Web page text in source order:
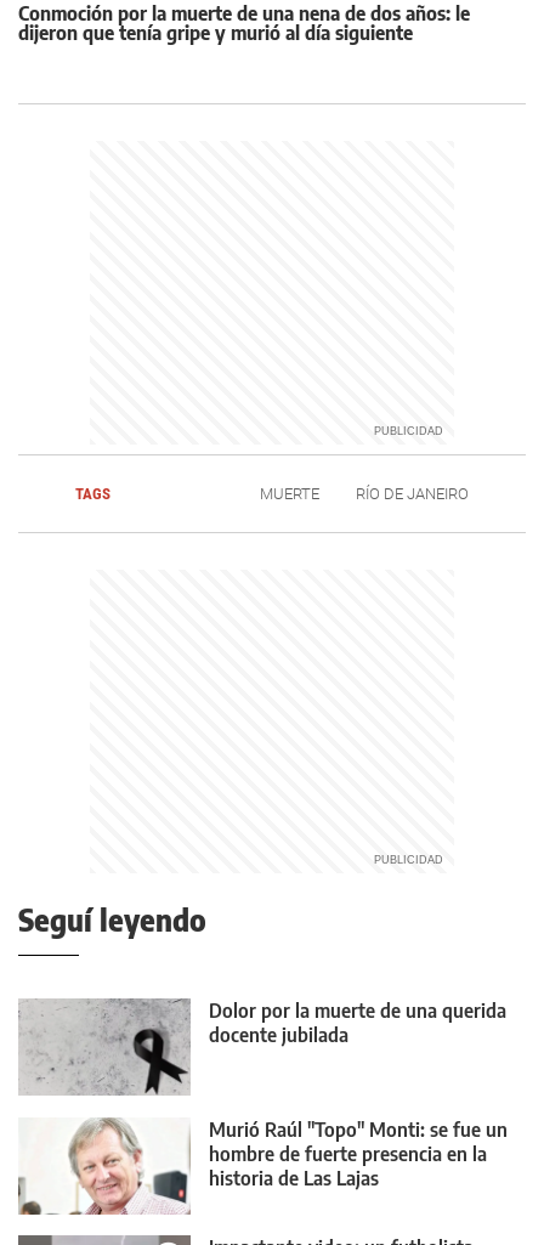
Conmoción por la muerte de una nena de dos años: le
dijeron que tenía gripe y murió al día siguiente
TAGS MUERTE RÍO DE JANEIRO
Seguí leyendo
Dolor por la muerte de una querida
docente jubilada
Murió Raúl "Topo" Monti: se fue un
hombre de fuerte presencia en la
historia de Las Lajas